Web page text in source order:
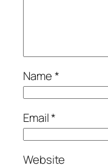
Name*
Email*
Website